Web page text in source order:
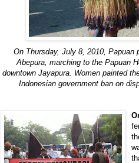
On Thursday, July 8, 2010, Papuan
Abepura, marching to the Papuan
downtown Jayapura. Women painted
Indonesian government ban on